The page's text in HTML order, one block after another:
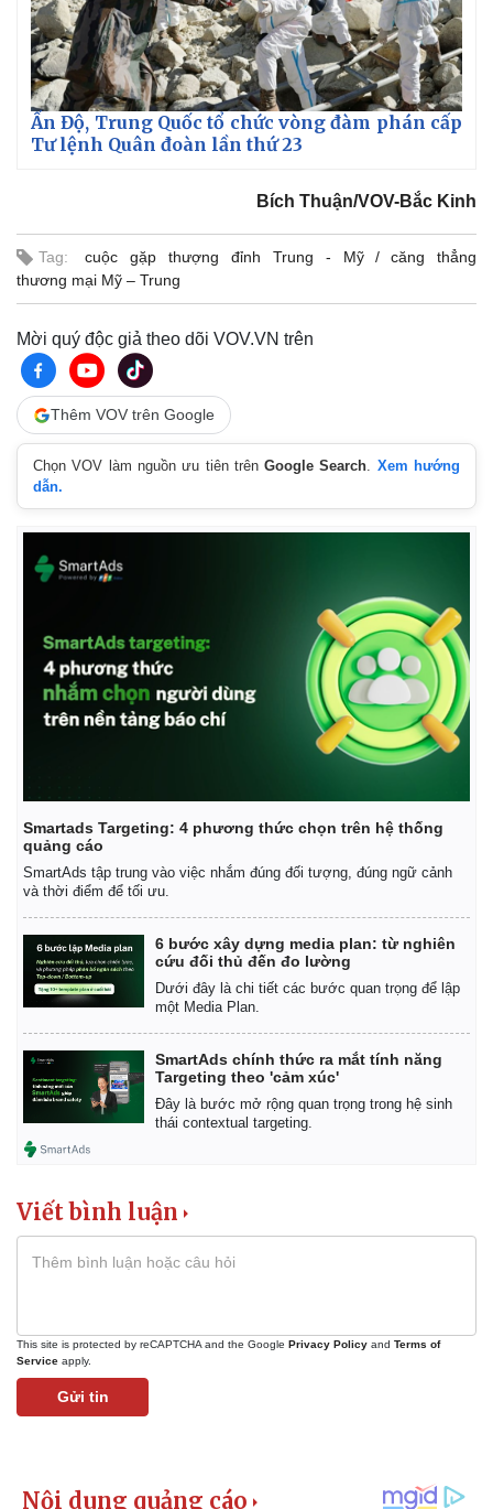
Kinh tế
Bất động sản
Khởi nghiệp
Giá vàng
Tiêu dùng
Tỷ giá
Chứng khoán
Ấn Độ, Trung Quốc tổ chức vòng đàm phán cấp
Tư lệnh Quân đoàn lần thứ 23
Bích Thuận/VOV-Bắc Kinh
Tag: cuộc gặp thượng đỉnh Trung - Mỹ
căng thẳng
thương mại Mỹ – Trung
Mời quý độc giả theo dõi VOV.VN trên
Thêm VOV trên Google
Chọn VOV làm nguồn ưu tiên trênGoogle Search. Xem hướng
dẫn.
Smartads Targeting: 4 phương thức chọn trên hệ thống
quảng cáo
SmartAds tập trung vào việc nhắm đúng đối tượng, đúng ngữ cảnh
và thời điểm để tối ưu.
6 bước xây dựng media plan: từ nghiên
cứu đối thủ đến đo lường
Dưới đây là chi tiết các bước quan trọng để lập
một Media Plan.
SmartAds chính thức ra mắt tính năng
Targeting theo 'cảm xúc'
Đây là bước mở rộng quan trọng trong hệ sinh
thái contextual targeting.
Viết bình luận
This site is protected by reCAPTCHA and the Google Privacy Policy and Terms of
Service apply.
Gửi tin